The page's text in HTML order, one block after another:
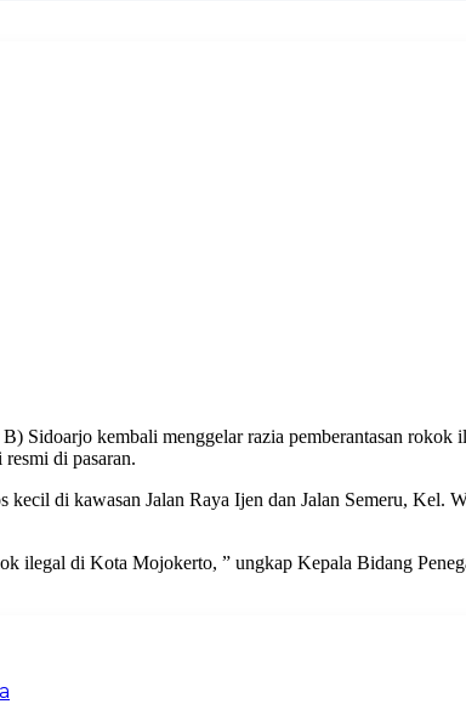
Sidoarjo kembali menggelar razia pemberantasan rokok
di pasaran.
di kawasan Jalan Raya Ijen dan Jalan Semeru, Kel.
ilegal di Kota Mojokerto, ” ungkap Kepala Bidang